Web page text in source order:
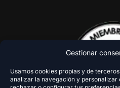
Gestionar
Usamos cookies propias y de
analizar la navegación y personalizar